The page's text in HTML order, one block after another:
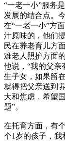
“一老一小”服务
发展的结合点。
在“一老一小”方
汁原味的，他们
民在养老育儿方
难老人照护方面
他说，“我的父亲
生子女，如果留
就得把父亲送到
大和焦虑，希望
题”。
在托育方面，有
个1岁的孩子，我